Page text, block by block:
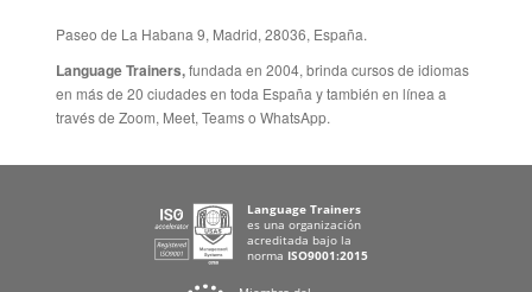
Llámanos
822 112103
en más de 20 ciudades en toda España y también en línea a
través de Zoom, Meet, Teams o WhatsApp.